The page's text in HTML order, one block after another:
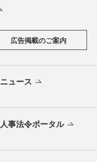
広告掲載のご案内
ニュース
人事法令ポータル